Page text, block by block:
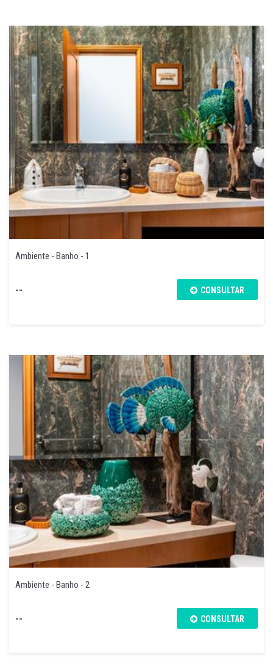
Ambiente - Banho - 1
-- CONSULTAR
Ambiente - Banho - 2
-- CONSULTAR